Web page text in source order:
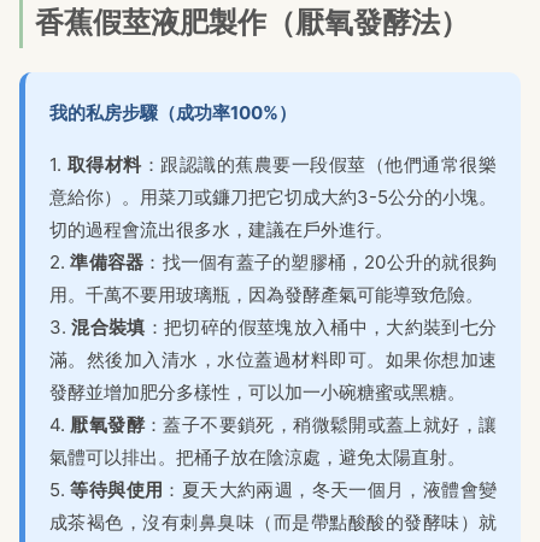
香蕉假莖液肥製作（厭氧發酵法）
我的私房步驟（成功率100%）
1. 取得材料 ：跟認識的蕉農要一段假莖（他們通常很樂
意給你）。用菜刀或鐮刀把它切成大約3-5公分的小塊。
切的過程會流出很多水，建議在戶外進行。
2.準備容器 ：找一個有蓋子的塑膠桶，20公升的就很夠
用。千萬不要用玻璃瓶，因為發酵產氣可能導致危險。
3.混合裝填 ：把切碎的假莖塊放入桶中，大約裝到七分
滿。然後加入清水，水位蓋過材料即可。如果你想加速
發酵並增加肥分多樣性，可以加一小碗糖蜜或黑糖。
4. 厭氧發酵：蓋子不要鎖死，稍微鬆開或蓋上就好，讓
氣體可以排出。把桶子放在陰涼處，避免太陽直射。
5.等待與使用 ：夏天大約兩週，冬天一個月，液體會變
成茶褐色，沒有刺鼻臭味（而是帶點酸酸的發酵味）就